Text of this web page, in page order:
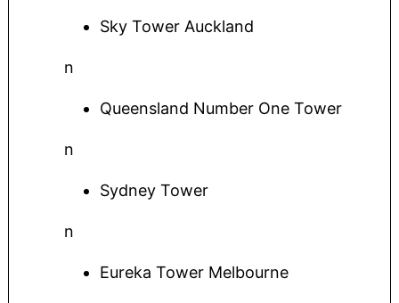
Sky Tower Auckland
n
Queensland Number One Tower
n
Sydney Tower
n
Eureka Tower Melbourne